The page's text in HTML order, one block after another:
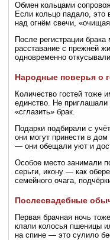
Обмен кольцами
Если кольцо падало, это
над огнём свечи,
После регистрации
расставание с прежней
одновременно
Народные поверья о
Количество гостей тоже
единство. Не
«сглазить» брак.
Подарки подбирали с
они могут принести в
— они обещали уют и
Особое место занимали
серьги, икону — как
семейного очага,
Послесвадебные
Первая брачная ночь
клали колосья пшеницы
на спине — это сулило